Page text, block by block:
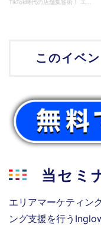
TikTok時代の店舗集客術！ エリアマーケティング×ショート動画で集客力強化セミナー
このイベ
当セミ
エリアマーケティン
ング支援を行う